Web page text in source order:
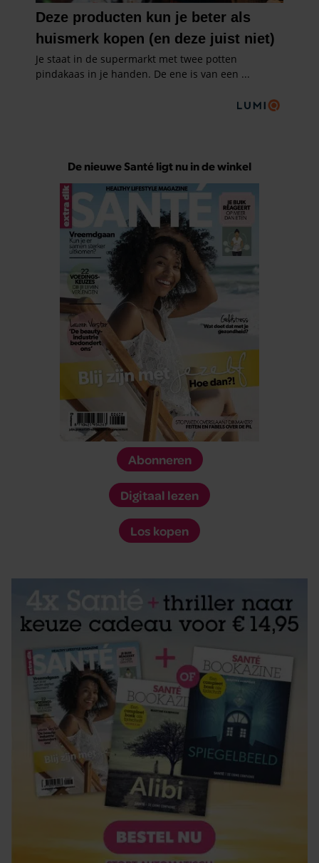
De nieuwe Santé ligt nu in de winkel
Abonneren
Digitaal lezen
Los kopen